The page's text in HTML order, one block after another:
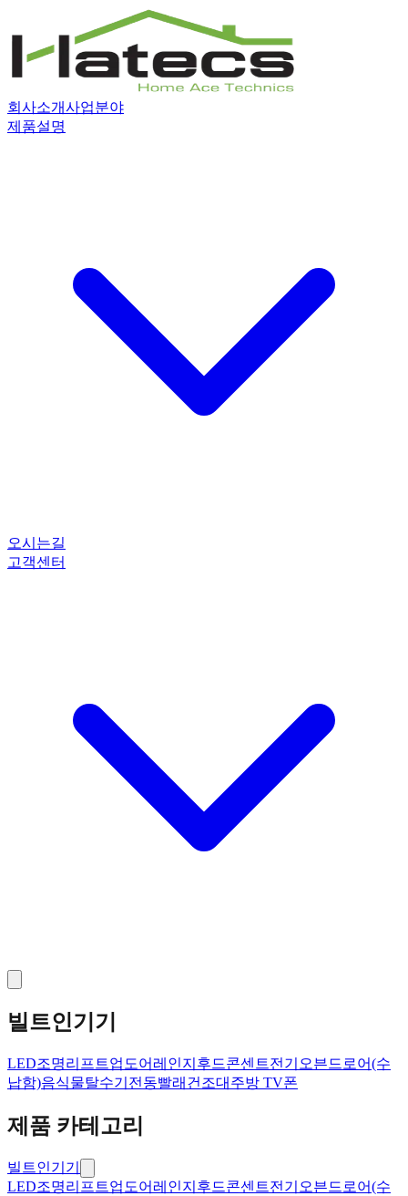
회사소개사업분야
제품설명
오시는길
고객센터
빌트인기기
LED조명리프트업도어 레인지후드콘센트전기오븐드로어(수
납함)음식물탈수기 전동빨래건조대 주방 TV폰
제품 카테고리
빌트인기기
LED조명리프트업도어 레인지후드콘센트전기오븐드로어(수